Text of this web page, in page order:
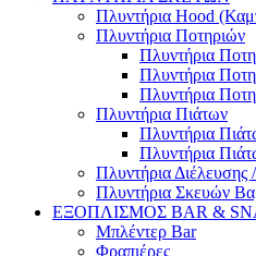
Πλυντήρια Hood
Πλυντήρια Ποτηριών
Πλυντήρια
Πλυντήρια
Πλυντήρια
Πλυντήρια Πιάτων
Πλυντήρια
Πλυντήρια
Πλυντήρια
Πλυντήρια Σκευών
ΕΞΟΠΛΙΣΜΟΣ BAR &
Μπλέντερ Bar
Φραπιέρες